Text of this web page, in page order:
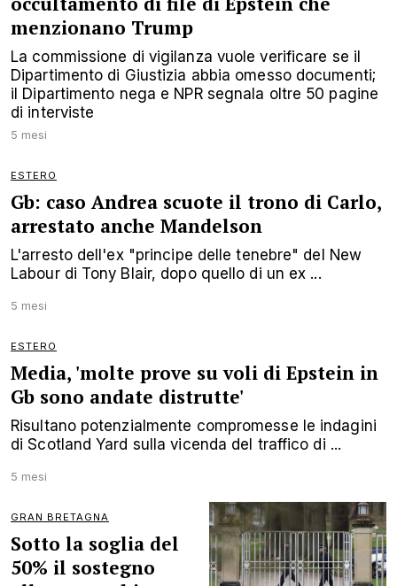
menzionano Trump
La commissione di vigilanza vuole verificare se il
Dipartimento di Giustizia abbia omesso documenti;
il Dipartimento nega e NPR segnala oltre 50 pagine
di interviste
5 mesi
ESTERO
Gb: caso Andrea scuote il trono di Carlo,
arrestato anche Mandelson
L'arresto dell'ex "principe delle tenebre" del New
Labour di Tony Blair, dopo quello di un ex ...
5 mesi
ESTERO
Media, 'molte prove su voli di Epstein in
Gb sono andate distrutte'
Risultano potenzialmente compromesse le indagini
di Scotland Yard sulla vicenda del traffico di ...
5 mesi
GRAN BRETAGNA
Sotto la soglia del
50% il sostegno